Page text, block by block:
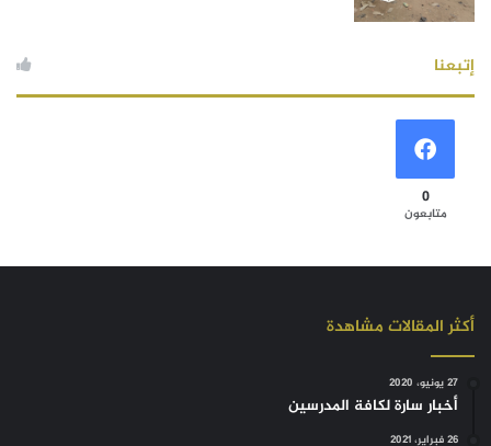
إتبعنا
0
متابعون
أكثر المقالات مشاهدة
27 يونيو، 2020
أخبار سارة لكافة المدرسين
26 فبراير، 2021